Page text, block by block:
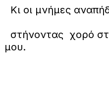
Κι οι μνήμες
στήνοντας χορό
μου.